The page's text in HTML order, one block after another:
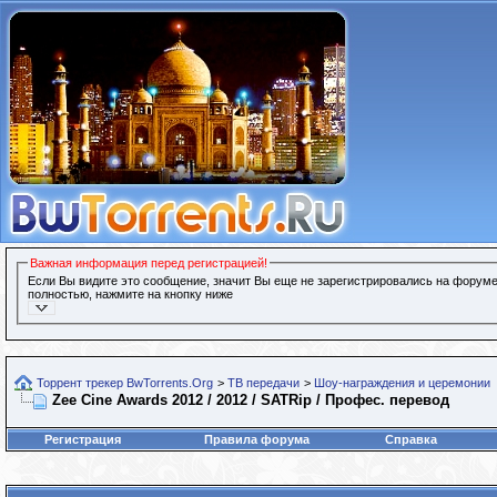
Важная информация перед регистрацией!
Если Вы видите это сообщение, значит Вы еще не зарегистрировались на
полностью, нажмите на кнопку ниже
Торрент трекер BwTorrents.Org > ТВ передачи > Шоу-награждения и церемонии
Zee Cine Awards 2012 / 2012 / SATRip / Профес. перевод
Регистрация Правила форума Справка